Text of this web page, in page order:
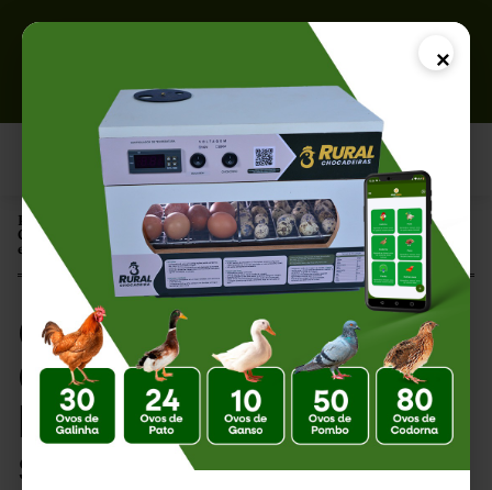
×
Página Inicial |
Como Criar um Catálogo de Ovos Férteis e Aumentar suas Vendas
em 2026
Como Criar um
Catálogo de Ovos
Férteis e Aumentar
suas Vendas em